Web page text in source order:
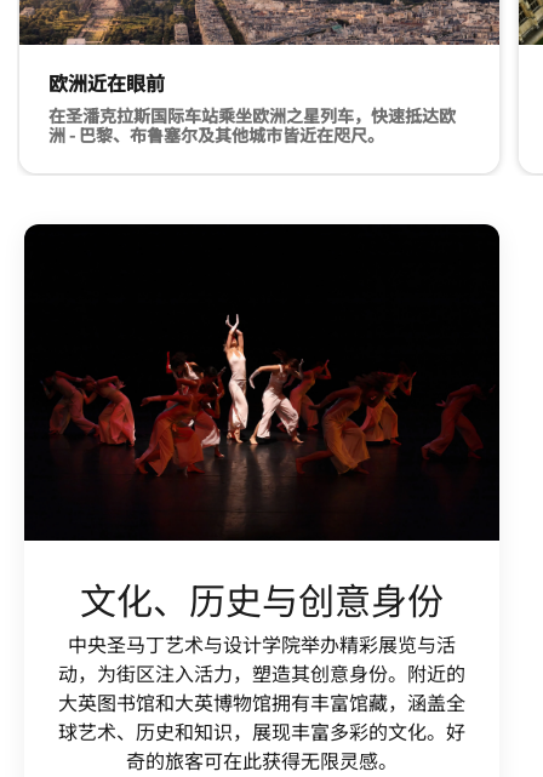
欧洲近在眼前
在圣潘克拉斯国际车站乘坐欧洲之星列车，快速抵达欧
洲 - 巴黎、布鲁塞尔及其他城市皆近在咫尺。
文化、历史与创意身份
中央圣马丁艺术与设计学院举办精彩展览与活
动，为街区注入活力，塑造其创意身份。附近的
大英图书馆和大英博物馆拥有丰富馆藏，涵盖全
球艺术、历史和知识，展现丰富多彩的文化。好
奇的旅客可在此获得无限灵感。